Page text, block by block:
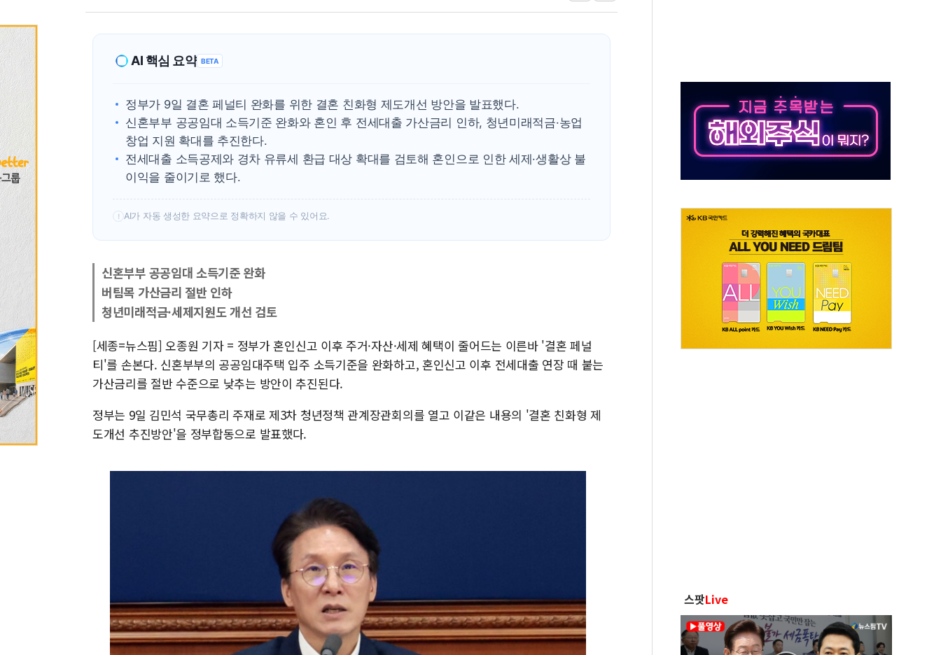
청도 문수리 야산서 산불 진화 중...진화헬기 3대 투입
민병덕 "오늘 67개 점포 영업 재개...장바구니에 홈플러스 담아달라" 호소
하나금융이 쏘아 올린 CIFO, 금융지주 포용금융 조직개편 신호탄
종합특검, '尹 관저 이전 감사 무마' 유병호 구속 기소
AI 핵심 요약 BETA
정부가 9일 결혼 페널티 완화를 위한 결혼 친화형 제도개선 방안을 발표했다.
신혼부부 공공임대 소득기준 완화와 혼인 후 전세대출 가산금리 인하, 청년미래적금·농업
창업 지원 확대를 추진한다.
전세대출 소득공제와 경차 유류세 환급 대상 확대를 검토해 혼인으로 인한 세제·생활상 불
이익을 줄이기로 했다.
! AI가 자동 생성한 요약으로 정확하지 않을 수 있어요.
신혼부부 공공임대 소득기준 완화
버팀목 가산금리 절반 인하
청년미래적금·세제지원도 개선 검토
[세종=뉴스핌] 오종원 기자 = 정부가 혼인신고 이후 주거·자산·세제 혜택이 줄어드는 이른바 '결혼 페널
티'를 손본다. 신혼부부의 공공임대주택 입주 소득기준을 완화하고, 혼인신고 이후 전세대출 연장 때 붙는
가산금리를 절반 수준으로 낮추는 방안이 추진된다.
정부는 9일 김민석 국무총리 주재로 제3차 청년정책 관계장관회의를 열고 이같은 내용의 '결혼 친화형 제
도개선 추진방안'을 정부합동으로 발표했다.
스팟Live